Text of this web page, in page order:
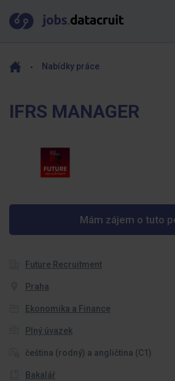
Nabídky práce
IFRS MANAGER
Mám zájem o tuto
Future Recruitment
Praha
Ekonomika a Finance
Plný úvazek
čeština (rodný) a angličtina (C1)
Bakalář